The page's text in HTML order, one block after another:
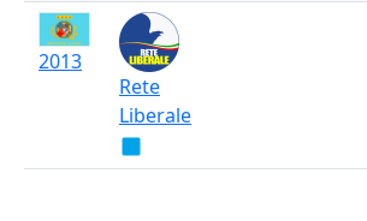
2013
Rete
Liberale